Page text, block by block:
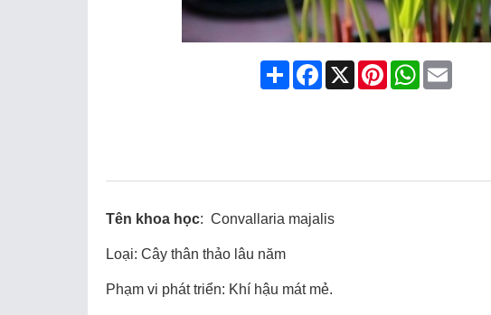
Share Facebook
X PinterestWhatsApp
Tên khoa học: Convallaria majalis
Loại: Cây thân thảo lâu năm
Phạm vi phát triển: Khí hậu mát mẻ.